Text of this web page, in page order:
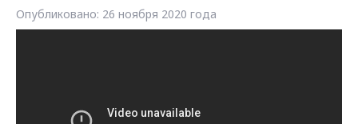
Опубликовано: 26 ноября 2020 года